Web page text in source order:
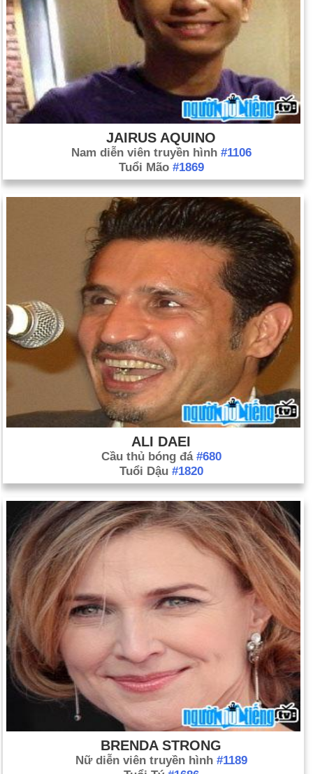
JAIRUS AQUINO
Nam diễn viên truyền hình #1106
Tuổi Mão #1869
ALI DAEI
Cầu thủ bóng đá #680
Tuổi Dậu #1820
BRENDA STRONG
Nữ diễn viên truyền hình #1189